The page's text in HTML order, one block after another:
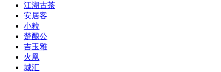
江湖古茶
安居客
小粒
楚酿公
吉玉雅
火凰
城汇